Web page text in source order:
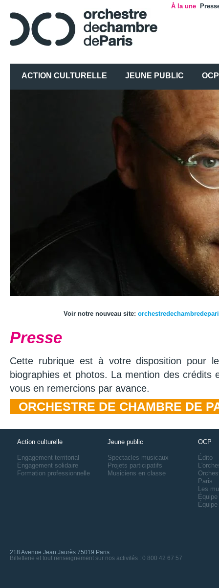
À la une
ACTION CULTURELLE JEUNE PUBLIC OCP
Voir notre nouveau site:
Presse
Cette rubrique est à votre disposition pour
biographies et photos. La mention des crédits
vous en remercions par avance.
ORCHESTRE DE CHAMBRE DE
Action culturelle
Engagement territorial
Engagement solidaire
Formation professionnelle
Jeune public
Spectacles musicaux
Projets participatifs
Musiciens en classe
OCP
Édito
Paris
Les
218 Avenue Jean Jaurès 75019 Paris
Billetterie et tout renseignement sur nos activités : 0 800 42 67 57